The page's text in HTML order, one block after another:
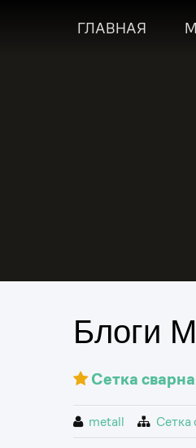
ГЛАВНАЯ
Блоги
Сетка
metall Сетка